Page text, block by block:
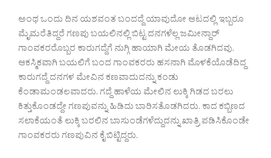
ಅಂಥ ಒಂದು ದಿನ ಯಶವಂತ ಬಂದದ್ದೆ ಯಾವುದೋ ಆಟದಲ್ಲಿ ಇಬ್ಬರೂ
ಮೈಮರೆತಿದ್ದರೆ ಗಣಪು ಬಯಲಿನಲ್ಲಿ ಬಿಟ್ಟ ದನಗಳೆಲ್ಲ ಜಮೀನ್ದಾರ್
ಗಾಂವಕರರೊಬ್ಬರ ಕಾರುಗದ್ದೆಗೆ ನುಗ್ಗಿ ಹಾಯಾಗಿ ಮೇಯ ತೊಡಗಿದವು.
ಆಕಸ್ಮಿಕವಾಗಿ ಬಯಲಿಗೆ ಬಂದ ಗಾಂವಕರರು ಹಸನಾಗಿ ಮೊಳಕೆಯೊಡೆದಿದ್ದ
ಕಾರುಗದ್ದೆ ದನಗಳ ಮೇವಿನ ಕಣವಾದುದನ್ನು ಕಂಡು
ಕೆಂಡಾಮಂಡಲವಾದರು. ಗದ್ದೆ ಹಾಳೆಯ ಮೇಲಿನ ಲುಕ್ಕಿ ಗಿಡದ ಬರಲು
ಕಿತ್ತುಕೊಂಡದ್ದೇ ಗಣಪುವನ್ನು ಹಿಡಿದು ಬಾರಿಸತೊಡಗಿದರು. ಕಾದ ಕಬ್ಬಿಣದ
ಸಲಾಕೆಯಂತೆ ಲುಕ್ಕಿ ಬರಲಿನ ಬಾಸುಂಡೆಗಳೆದ್ದುದನ್ನು ಖಾತ್ರಿ ಪಡಿಸಿಕೊಂಡೇ
ಗಾಂವಕರರು ಗಣಪುವಿನ ಕೈ ಬಿಟ್ಟಿದ್ದರು.